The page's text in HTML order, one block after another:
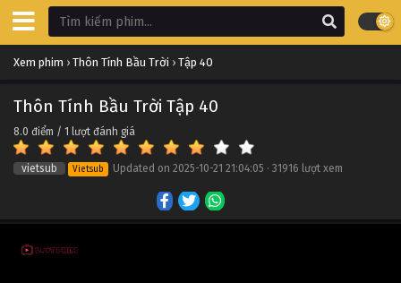
Xem phim › Thôn Tính Bầu Trời › Tập 40
Thôn Tính Bầu Trời Tập 40
8.0 điểm / 1 lượt đánh giá
vietsub Vietsub Updated on 2025-10-21 21:04:05 · 31916 lượt xem
Thôn Tính Bầu Trời Tập 50
Tập 50
Thôn Tính Bầu Trời Tập 49
Tập 49